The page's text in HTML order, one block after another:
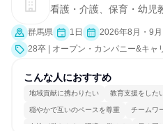
看護・介護、保育・幼児
群馬県 1日
2026年8月・9月
28卒 | オープン・カンパニー&キャ
究]）
こんな人におすすめ
地域貢献に携わりたい 教育支援をした
穏やかで互いのペースを尊重 チームワ
女性が働きやすい環境で働ける 長く同